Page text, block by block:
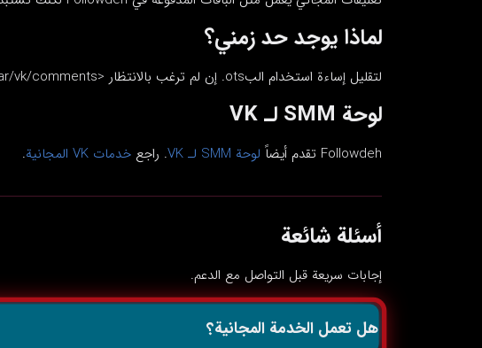
لماذا يوجد حد زمني؟
لتقليل إساءة استخدام البots. إن لم ترغب بالانتظار <b><a href="/ar/vk/comments">اشترِ تعليقات لـ VK</a></b>.
لوحة SMM لـ VK
Followdeh تقدم أيضاً لوحة SMM لـ VK . راجع خدمات VK المجانية .
أسئلة شائعة
إجابات سريعة قبل التواصل مع الدعم.
هل تعمل الخدمة المجانية؟